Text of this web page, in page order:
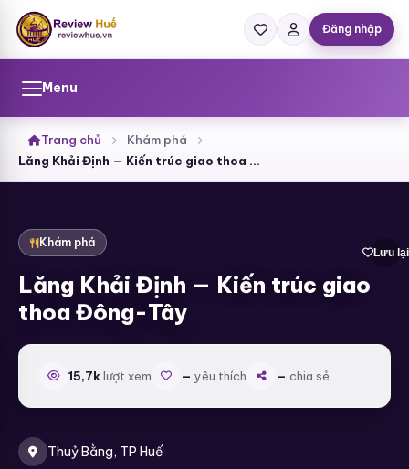
qua
đến
dung
Đăng nhập
Menu
Trang chủ
Khám phá
Lăng Khải Định — Kiến trúc giao thoa Đông-Tây
Khám phá
Lăng Khải Định — Kiến trúc giao
thoa Đông-Tây
15,7klượt xem — yêu thích — chia sẻ
Thuỷ Bằng, TP Huế
Lưu lại